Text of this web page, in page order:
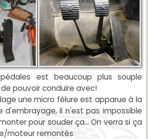
est beaucoup plus souple
pouvoir conduire avec!
une micro félure est apparue à la
d'embrayage, il n'est pas impossible
pour souder ça... On verra si ça
moteur remontés.